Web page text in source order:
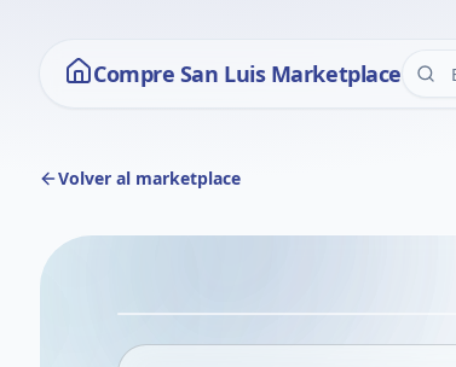
Compre San Luis Marketplace
Volver al marketplace